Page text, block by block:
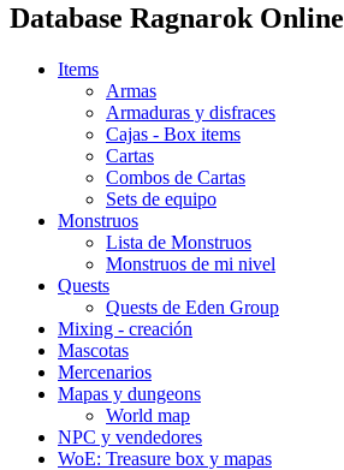
Database Ragnarok Online
Items
Armas
Armaduras y disfraces
Cajas - Box items
Cartas
Combos de Cartas
Sets de equipo
Monstruos
Lista de Monstruos
Monstruos de mi nivel
Quests
Quests de Eden Group
Mixing - creación
Mascotas
Mercenarios
Mapas y dungeons
World map
NPC y vendedores
WoE: Treasure box y mapas